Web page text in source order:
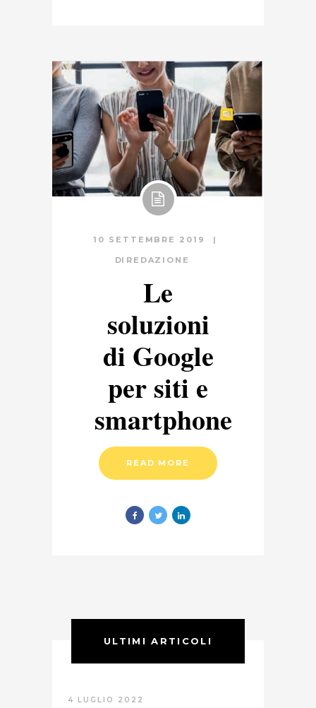
10 SETTEMBRE 2019
DI REDAZIONE
Le
soluzioni
di Google
per siti e
smartphone
READ MORE
ULTIMI ARTICOLI
4 LUGLIO 2022